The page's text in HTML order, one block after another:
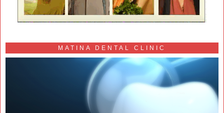
MATINA DENTAL CLINIC